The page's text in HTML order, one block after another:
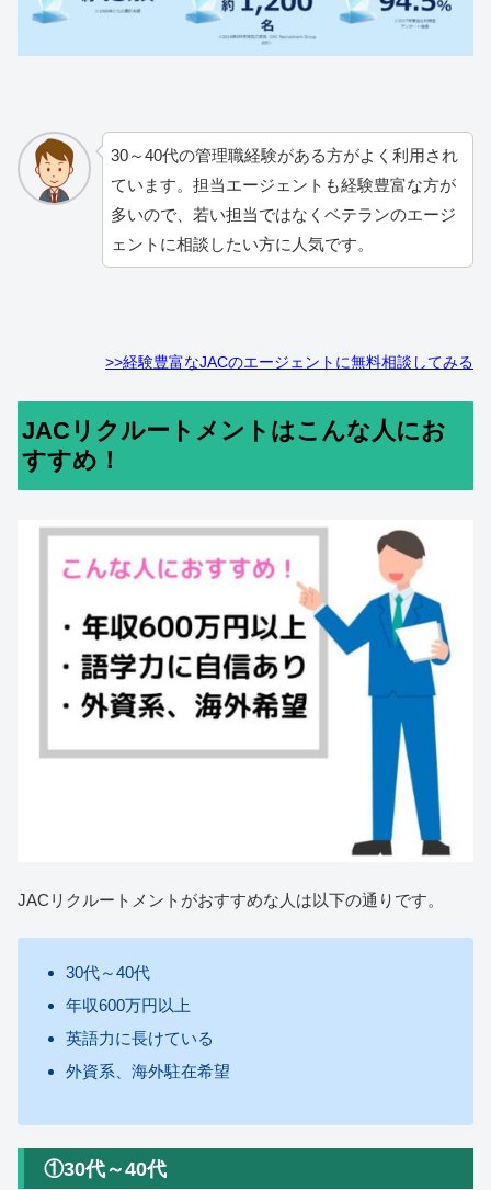
30～40代の管理職経験がある方がよく利用され
ています。担当エージェントも経験豊富な方が
多いので、若い担当ではなくベテランのエージ
ェントに相談したい方に人気です。
>>経験豊富なJACのエージェントに無料相談してみる
JACリクルートメントはこんな人にお
すすめ！
JACリクルートメントがおすすめな人は以下の通りです。
30代～40代
年収600万円以上
英語力に長けている
外資系、海外駐在希望
①30代～40代